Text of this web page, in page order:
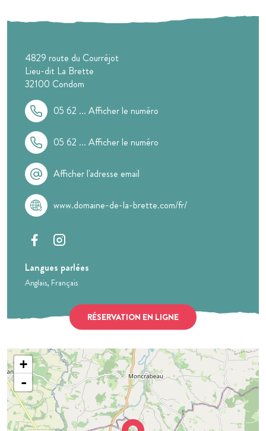
4829 route du Courréjot
Lieu-dit La Brette
32100 Condom
05 62 ... Afficher le numéro
05 62 ... Afficher le numéro
Afficher l'adresse email
www.domaine-de-la-brette.com/fr/
Langues parlées
Anglais Français
RÉSERVATION EN LIGNE
+
-